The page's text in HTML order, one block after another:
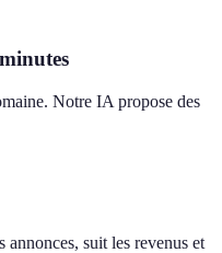
Notre IA propose des
suit les revenus et